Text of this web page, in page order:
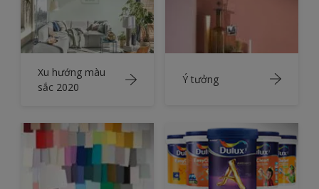
Xu hướng màu
sắc 2020
Ý tưởng